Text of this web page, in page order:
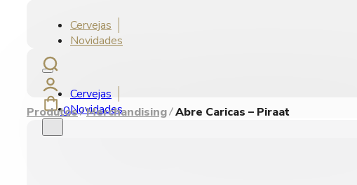
Cervejas
Novidades
Cervejas
Novidades
0
Produtos Merchandising Abre Caricas – Piraat